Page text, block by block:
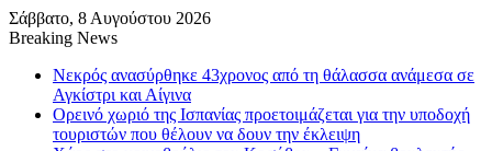
Σάββατο, 8 Αυγούστου 2026
Breaking News
Νεκρός ανασύρθηκε 43χρονος από τη θάλασσα ανάμεσα σε
Αγκίστρι και Αίγινα
Ορεινό χωριό της Ισπανίας προετοιμάζεται για την υποδοχή
τουριστών που θέλουν να δουν την έκλειψη